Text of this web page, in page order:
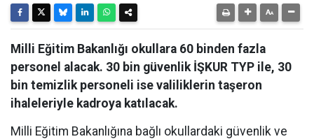
Milli Eğitim Bakanlığı okullara 60 binden fazla
personel alacak. 30 bin güvenlik İŞKUR TYP ile, 30
bin temizlik personeli ise valiliklerin taşeron
ihaleleriyle kadroya katılacak.
Milli Eğitim Bakanlığına bağlı okullardaki güvenlik ve